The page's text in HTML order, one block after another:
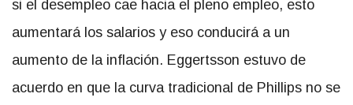
si el desempleo cae hacia el pleno empleo, esto
aumentará los salarios y eso conducirá a un
aumento de la inflación. Eggertsson estuvo de
acuerdo en que la curva tradicional de Phillips no se